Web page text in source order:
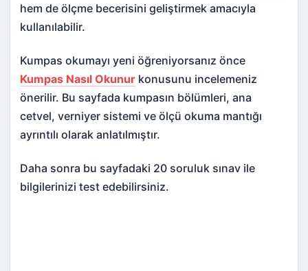
hem de ölçme becerisini geliştirmek amacıyla
kullanılabilir.
Kumpas okumayı yeni öğreniyorsanız önce
Kumpas Nasıl Okunur konusunu incelemeniz
önerilir. Bu sayfada kumpasın bölümleri, ana
cetvel, verniyer sistemi ve ölçü okuma mantığı
ayrıntılı olarak anlatılmıştır.
Daha sonra bu sayfadaki 20 soruluk sınav ile
bilgilerinizi test edebilirsiniz.